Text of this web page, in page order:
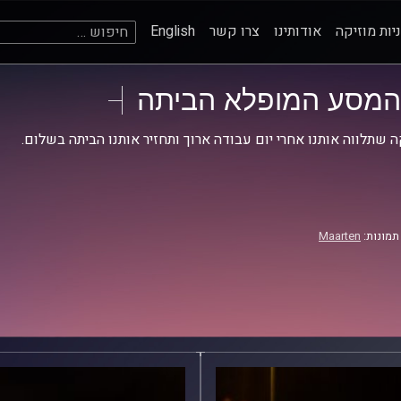
מוזיקה אודותינו צרו קשר English חיפוש:
המסע המופלא הביתה
שתלווה אותנו אחרי יום עבודה ארוך ותחזיר אותנו הביתה בשלום.
Maarten